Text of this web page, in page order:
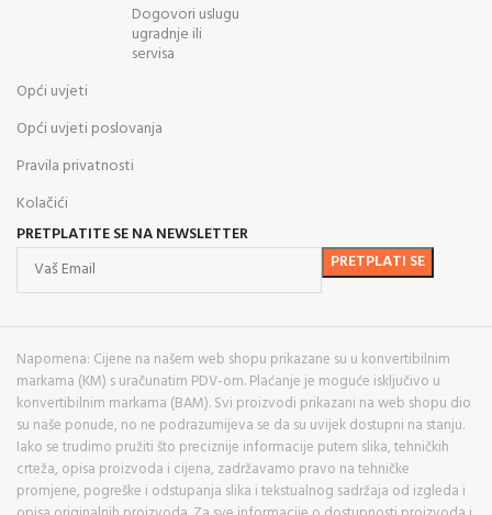
Dogovori uslugu
ugradnje ili
servisa
Opći uvjeti
Opći uvjeti poslovanja
Pravila privatnosti
Kolačići
PRETPLATITE SE NA NEWSLETTER
Napomena: Cijene na našem web shopu prikazane su u konvertibilnim
markama (KM) s uračunatim PDV-om. Plaćanje je moguće isključivo u
konvertibilnim markama (BAM). Svi proizvodi prikazani na web shopu dio
su naše ponude, no ne podrazumijeva se da su uvijek dostupni na stanju.
Iako se trudimo pružiti što preciznije informacije putem slika, tehničkih
crteža, opisa proizvoda i cijena, zadržavamo pravo na tehničke
promjene, pogreške i odstupanja slika i tekstualnog sadržaja od izgleda i